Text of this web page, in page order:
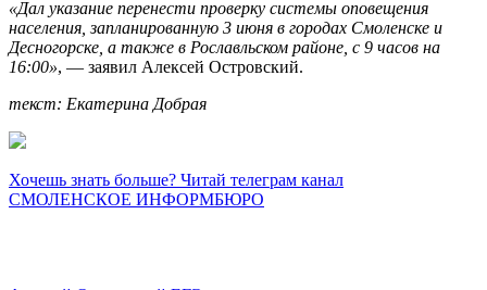
«Дал указание перенести проверку системы оповещения
населения, запланированную 3 июня в городах Смоленске и
Десногорске, а также в Рославльском районе, с 9 часов на
16:00», — заявил Алексей Островский.
текст: Екатерина Добрая
Хочешь знать больше? Читай телеграм канал
СМОЛЕНСКОЕ ИНФОРМБЮРО